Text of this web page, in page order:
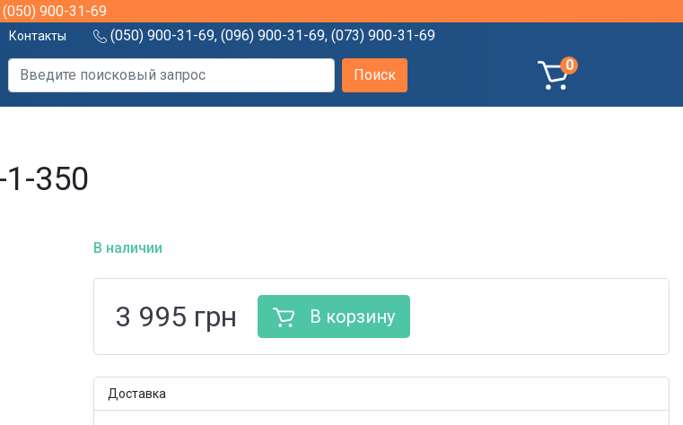
(050) 900-31-69
Контакты (050) 900-31-69, (096) 900-31-69, (073) 900-31-69
0
350
В наличии
3 995 грн В корзину
Доставка